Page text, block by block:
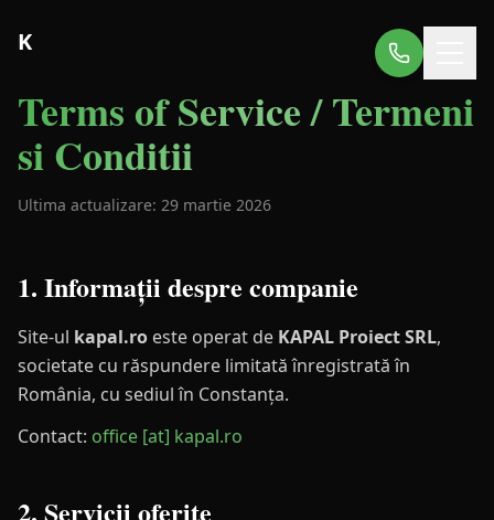
K
Terms of Service / Termeni
si Conditii
Ultima actualizare: 29 martie 2026
1. Informații despre companie
Site-ul kapal.ro este operat de KAPAL Proiect SRL,
societate cu răspundere limitată înregistrată în
România, cu sediul în Constanța.
Contact: office [at] kapal.ro
2. Servicii oferite